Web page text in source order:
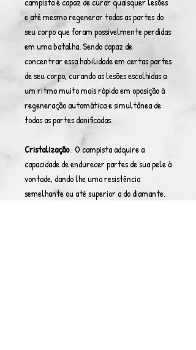
e até mesmo regenerar todas as partes do
seu corpo que foram possivelmente perdidas
em uma batalha. Sendo capaz de
concentrar essa habilidade em certas partes
de seu corpo, curando as lesões escolhidas a
um ritmo muito mais rápido em oposição à
regeneração automática e simultânea de
todas as partes danificadas.
Cristalização: O campista adquire a
capacidade de endurecer partes de sua pele à
vontade, dando lhe uma resistência
semelhante ou até superior a do diamante.